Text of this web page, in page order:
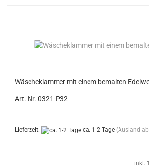
Wäscheklammer mit einem bemalten
Art. Nr. 0321-P32
Lieferzeit: ca. 1-2 Tage (Ausland
inkl.